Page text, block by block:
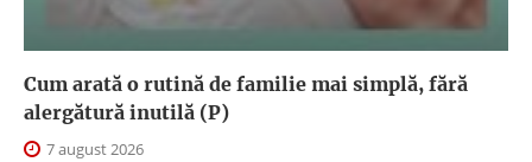
Cum arată o rutină de familie mai simplă, fără
alergătură inutilă (P)
7 august 2026